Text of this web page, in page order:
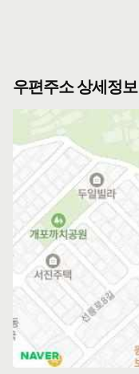
우편주소 상세정보